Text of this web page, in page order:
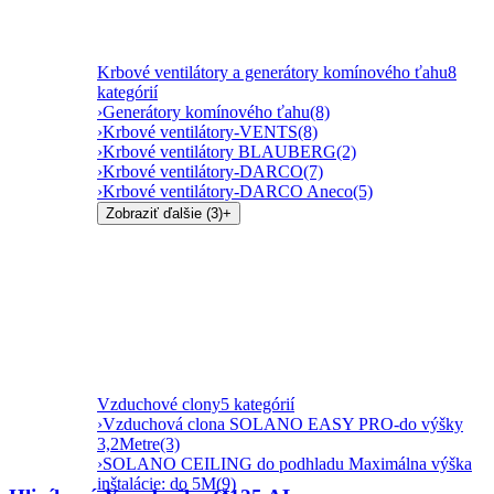
Krbové ventilátory a generátory komínového ťahu8
kategórií
›Generátory komínového ťahu(8)
›Krbové ventilátory-VENTS(8)
›Krbové ventilátory BLAUBERG(2)
›Krbové ventilátory-DARCO(7)
›Krbové ventilátory-DARCO Aneco(5)
Zobraziť ďalšie (3)+
Vzduchové clony5 kategórií
›Vzduchová clona SOLANO EASY PRO-do výšky
3,2Metre(3)
›SOLANO CEILING do podhladu Maximálna výška
inštalácie: do 5M(9)